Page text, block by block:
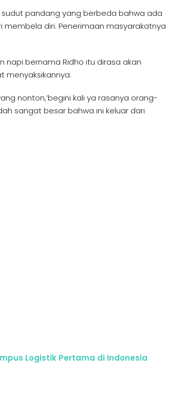
pandang yang berbeda bahwa ada
diri. Penerimaan masyarakatnya
napi bernama Ridho itu dirasa akan
menyaksikannya.
nonton,’begini kali ya rasanya orang-
sangat besar bahwa ini keluar dari
Logistik Pertama di Indonesia